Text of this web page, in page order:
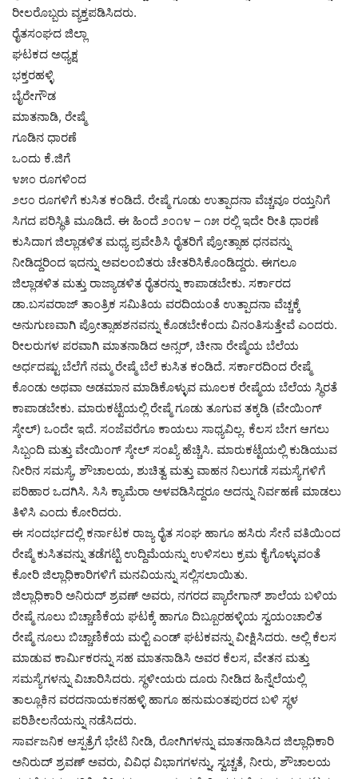
ರೀಲರೊಬ್ಬರು ವ್ಯಕ್ತಪಡಿಸಿದರು.
ರೈತಸಂಘದ ಜಿಲ್ಲಾ
ಘಟಕದ ಅಧ್ಯಕ್ಷ
ಭಕ್ತರಹಳ್ಳಿ
ಬೈರೇಗೌಡ
ಮಾತನಾಡಿ, ರೇಷ್ಮೆ
ಗೂಡಿನ ಧಾರಣೆ
ಒಂದು ಕೆ.ಜಿಗೆ
೪೫೦ ರೂಗಳಿಂದ
೨೮೦ ರೂಗಳಿಗೆ ಕುಸಿತ ಕಂಡಿದೆ. ರೇಷ್ಮೆ ಗೂಡು ಉತ್ಪಾದನಾ ವೆಚ್ಚವೂ ರಯ್ತನಿಗೆ
ಸಿಗದ ಪರಿಸ್ಥಿತಿ ಮೂಡಿದೆ. ಈ ಹಿಂದೆ ೨೦೧೪ – ೧೫ ರಲ್ಲಿ ಇದೇ ರೀತಿ ಧಾರಣೆ
ಕುಸಿದಾಗ ಜಿಲ್ಲಾಡಳಿತ ಮಧ್ಯ ಪ್ರವೇಶಿಸಿ ರೈತರಿಗೆ ಪ್ರೋತ್ಸಾಹ ಧನವನ್ನು
ನೀಡಿದ್ದರಿಂದ ಇದನ್ನು ಅವಲಂಬಿತರು ಚೇತರಿಸಿಕೊಂಡಿದ್ದರು. ಈಗಲೂ
ಜಿಲ್ಲಾಡಳಿತ ಮತ್ತು ರಾಜ್ಯಾಡಳಿತ ರೈತರನ್ನು ಕಾಪಾಡಬೇಕು. ಸರ್ಕಾರದ
ಡಾ.ಬಸವರಾಜ್ ತಾಂತ್ರಿಕ ಸಮಿತಿಯ ವರದಿಯಂತೆ ಉತ್ಪಾದನಾ ವೆಚ್ಚಕ್ಕೆ
ಅನುಗುಣವಾಗಿ ಪ್ರೋತ್ಸಾಹಶನವನ್ನು ಕೊಡಬೇಕೆಂದು ವಿನಂತಿಸುತ್ತೇವೆ ಎಂದರು.
ರೀಲರುಗಳ ಪರವಾಗಿ ಮಾತನಾಡಿದ ಅನ್ಸರ್, ಚೀನಾ ರೇಷ್ಮೆಯ ಬೆಲೆಯ
ಅರ್ಧದಷ್ಟು ಬೆಲೆಗೆ ನಮ್ಮ ರೇಷ್ಮೆ ಬೆಲೆ ಕುಸಿತ ಕಂಡಿದೆ. ಸರ್ಕಾರದಿಂದ ರೇಷ್ಮೆ
ಕೊಂಡು ಅಥವಾ ಅಡಮಾನ ಮಾಡಿಕೊಳ್ಳುವ ಮೂಲಕ ರೇಷ್ಮೆಯ ಬೆಲೆಯ ಸ್ಥಿರತೆ
ಕಾಪಾಡಬೇಕು. ಮಾರುಕಟ್ಟೆಯಲ್ಲಿ ರೇಷ್ಮೆ ಗೂಡು ತೂಗುವ ತಕ್ಕಡಿ (ವೇಯಿಂಗ್
ಸ್ಕೇಲ್) ಒಂದೇ ಇದೆ. ಸಂಜೆವರೆಗೂ ಕಾಯಲು ಸಾಧ್ಯವಿಲ್ಲ. ಕೆಲಸ ಬೇಗ ಆಗಲು
ಸಿಬ್ಬಂದಿ ಮತ್ತು ವೇಯಿಂಗ್ ಸ್ಕೇಲ್ ಸಂಖ್ಯೆ ಹೆಚ್ಚಿಸಿ. ಮಾರುಕಟ್ಟೆಯಲ್ಲಿ ಕುಡಿಯುವ
ನೀರಿನ ಸಮಸ್ಯೆ, ಶೌಚಾಲಯ, ಶುಚಿತ್ವ ಮತ್ತು ವಾಹನ ನಿಲುಗಡೆ ಸಮಸ್ಯೆಗಳಿಗೆ
ಪರಿಹಾರ ಒದಗಿಸಿ. ಸಿಸಿ ಕ್ಯಾಮೆರಾ ಅಳವಡಿಸಿದ್ದರೂ ಅದನ್ನು ನಿರ್ವಹಣೆ ಮಾಡಲು
ತಿಳಿಸಿ ಎಂದು ಕೋರಿದರು.
ಈ ಸಂದರ್ಭದಲ್ಲಿ ಕರ್ನಾಟಕ ರಾಜ್ಯ ರೈತ ಸಂಘ ಹಾಗೂ ಹಸಿರು ಸೇನೆ ವತಿಯಿಂದ
ರೇಷ್ಮೆ ಕುಸಿತವನ್ನು ತಡೆಗಟ್ಟಿ ಉದ್ದಿಮೆಯನ್ನು ಉಳಿಸಲು ಕ್ರಮ ಕೈಗೊಳ್ಳುವಂತೆ
ಕೋರಿ ಜಿಲ್ಲಾಧಿಕಾರಿಗಳಿಗೆ ಮನವಿಯನ್ನು ಸಲ್ಲಿಸಲಾಯಿತು.
ಜಿಲ್ಲಾಧಿಕಾರಿ ಅನಿರುದ್ ಶ್ರವಣ್ ಅವರು, ನಗರದ ಪ್ಯಾರೇಗಾನ್ ಶಾಲೆಯ ಬಳಿಯ
ರೇಷ್ಮೆ ನೂಲು ಬಿಚ್ಚಾಣಿಕೆಯ ಘಟಕ್ಕೆ ಹಾಗೂ ದಿಬ್ಬೂರಹಳ್ಳಿಯ ಸ್ವಯಂಚಾಲಿತ
ರೇಷ್ಮೆ ನೂಲು ಬಿಚ್ಚಾಣಿಕೆಯ ಮಲ್ಟಿ ಎಂಡ್ ಘಟಕವನ್ನು ವೀಕ್ಷಿಸಿದರು. ಅಲ್ಲಿ ಕೆಲಸ
ಮಾಡುವ ಕಾರ್ಮಿಕರನ್ನು ಸಹ ಮಾತನಾಡಿಸಿ ಅವರ ಕೆಲಸ, ವೇತನ ಮತ್ತು
ಸಮಸ್ಯೆಗಳನ್ನು ವಿಚಾರಿಸಿದರು. ಸ್ಥಳೀಯರು ದೂರು ನೀಡಿದ ಹಿನ್ನೆಲೆಯಲ್ಲಿ
ತಾಲ್ಲೂಕಿನ ವರದನಾಯಕನಹಳ್ಳಿ ಹಾಗೂ ಹನುಮಂತಪುರದ ಬಳಿ ಸ್ಥಳ
ಪರಿಶೀಲನೆಯನ್ನು ನಡೆಸಿದರು.
ಸಾರ್ವಜನಿಕ ಆಸ್ಪತ್ರೆಗೆ ಭೇಟಿ ನೀಡಿ, ರೋಗಿಗಳನ್ನು ಮಾತನಾಡಿಸಿದ ಜಿಲ್ಲಾಧಿಕಾರಿ
ಅನಿರುದ್ ಶ್ರವಣ್ ಅವರು, ವಿವಿಧ ವಿಭಾಗಗಳನ್ನು, ಸ್ವಚ್ಚತೆ, ನೀರು, ಶೌಚಾಲಯ